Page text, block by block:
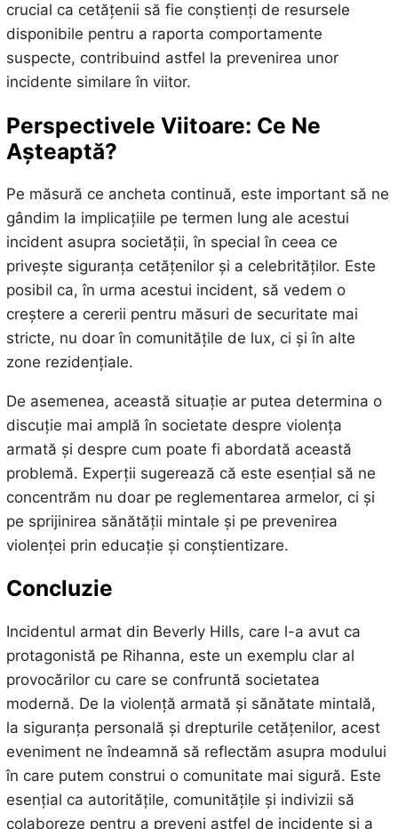
crucial ca cetățenii să fie conștienți de resursele
disponibile pentru a raporta comportamente
suspecte, contribuind astfel la prevenirea unor
incidente similare în viitor.
Perspectivele Viitoare: Ce Ne
Așteaptă?
Pe măsură ce ancheta continuă, este important să ne
gândim la implicațiile pe termen lung ale acestui
incident asupra societății, în special în ceea ce
privește siguranța cetățenilor și a celebrităților. Este
posibil ca, în urma acestui incident, să vedem o
creștere a cererii pentru măsuri de securitate mai
stricte, nu doar în comunitățile de lux, ci și în alte
zone rezidențiale.
De asemenea, această situație ar putea determina o
discuție mai amplă în societate despre violența
armată și despre cum poate fi abordată această
problemă. Experții sugerează că este esențial să ne
concentrăm nu doar pe reglementarea armelor, ci și
pe sprijinirea sănătății mintale și pe prevenirea
violenței prin educație și conștientizare.
Concluzie
Incidentul armat din Beverly Hills, care l-a avut ca
protagonistă pe Rihanna, este un exemplu clar al
provocărilor cu care se confruntă societatea
modernă. De la violență armată și sănătate mintală,
la siguranța personală și drepturile cetățenilor, acest
eveniment ne îndeamnă să reflectăm asupra modului
în care putem construi o comunitate mai sigură. Este
esențial ca autoritățile, comunitățile și indivizii să
colaboreze pentru a preveni astfel de incidente și a